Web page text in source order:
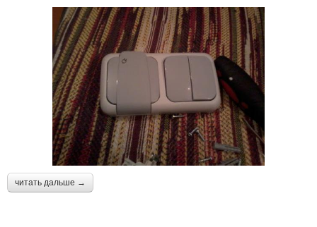
читать дальше →